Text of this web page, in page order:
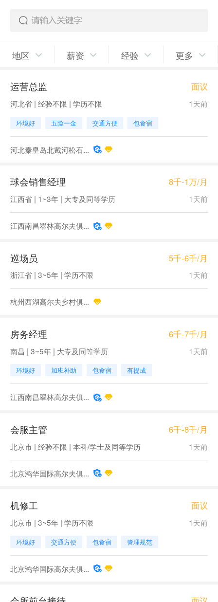
地区 薪资 经验 更多
运营总监 面议
河北省 | 经验不限 | 学历不限 1天前
环境好 五险一金 交通方便 包食宿
河北秦皇岛北戴河松石...
球会销售经理 8千-1万/月
江西省 | 1~3年 | 大专及同等学历 1天前
江西南昌翠林高尔夫俱...
巡场员 5千-6千/月
浙江省 | 3~5年 | 学历不限 1天前
杭州西湖高尔夫乡村俱...
房务经理 6千-7千/月
南昌 | 3~5年 | 大专及同等学历 1天前
环境好 加班补助 包食宿 有提成
江西南昌翠林高尔夫俱...
会服主管 6千-8千/月
北京市 | 经验不限 | 本科/学士及同等学历 1天前
北京鸿华国际高尔夫俱...
机修工 面议
北京市 | 3~5年 | 学历不限 1天前
环境好 交通方便 包食宿 管理规范
北京鸿华国际高尔夫俱...